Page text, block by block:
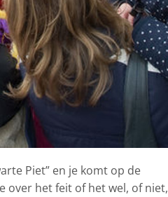
Piet” en je komt op de
over het feit of het wel, of niet,